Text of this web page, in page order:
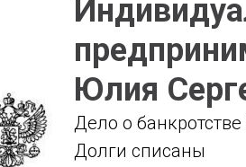
Юлия
Дело о
Долги списаны